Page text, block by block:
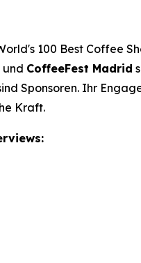
100 Best Coffee
und CoffeeFest Madrid
Sponsoren. Ihr
Kraft.